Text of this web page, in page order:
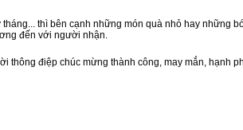
thì bên cạnh những món quà nhỏ hay những
đến với người nhận.
thông điệp chúc mừng thành công, may mắn, hạnh